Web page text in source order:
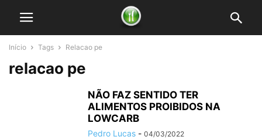
Início Tags Relacao pe
relacao pe
NÃO FAZ SENTIDO TER
ALIMENTOS PROIBIDOS NA
LOWCARB
Pedro Lucas - 04/03/2022